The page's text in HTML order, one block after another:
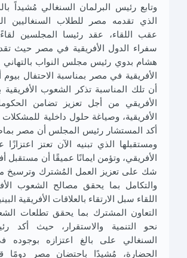
وتابع رئيس البرلمان السنغالي مُشيداً
الذي تقدمه مصر للطلاب السنغاليين
عقب اللقاء، عقد رئيسا المجلسين
سفراء الدول الأفريقية في مصر حيث
هشام بدوي رئيس مجلس النواب بالتهاني
الأفريقية في مصر بمناسبة الاحتفال بيوم
أن تلك المناسبة تذكر الشعوب الأفريقية
الأفريقي من أجل تعزيز تضامن
الأفريقية، وصياغة حلول داخلية للمشكلات
أكد المستشار رئيس المجلس أن مصر
ومستقبلها الذي تبنيه الآن تعتز اعتزازًا
الأفريقي، وتؤمن ايمانًا عميقًا أن مستقبل
شك على تعزيز العمل المُشترك وترسيخ
والتكامل بما يحقق مصالح الشعوب
اللقاء سبل الارتقاء بالعلاقات الأفريقية
التعاون المشترك بما يحقق تطلعات
نحو التنمية والاستقرار، حيث أكد
السنغالي على بالغ اعتزازه
الحضارة، مُشيدًا باحتضان مصر دومًا